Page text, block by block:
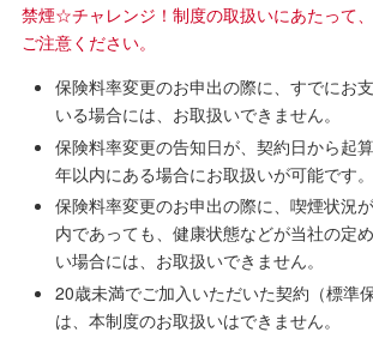
禁煙☆チャレンジ！制度の取扱いにあたって
ご注意ください。
保険料率変更のお申出の際に、すでにお
いる場合には、お取扱いできません。
保険料率変更の告知日が、契約日から起
年以内にある場合にお取扱いが可能です。
保険料率変更のお申出の際に、喫煙状況
内であっても、健康状態などが当社の定
い場合には、お取扱いできません。
20歳未満でご加入いただいた契約（標準
は、本制度のお取扱いはできません。